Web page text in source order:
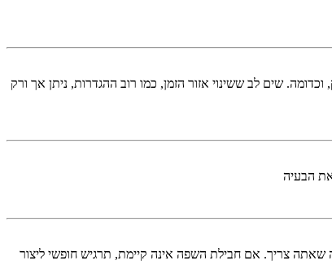
שים לב ששינוי אזור הזמן, כמו רוב ההגדרות, ניתן אך ורק
את הבעיה
צריך. אם חבילת השפה אינה קיימת, תרגיש חופשי ליצור